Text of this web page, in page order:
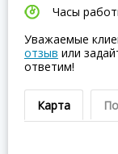
Часы
Уважаемые
отзыв или
ответим!
Карта